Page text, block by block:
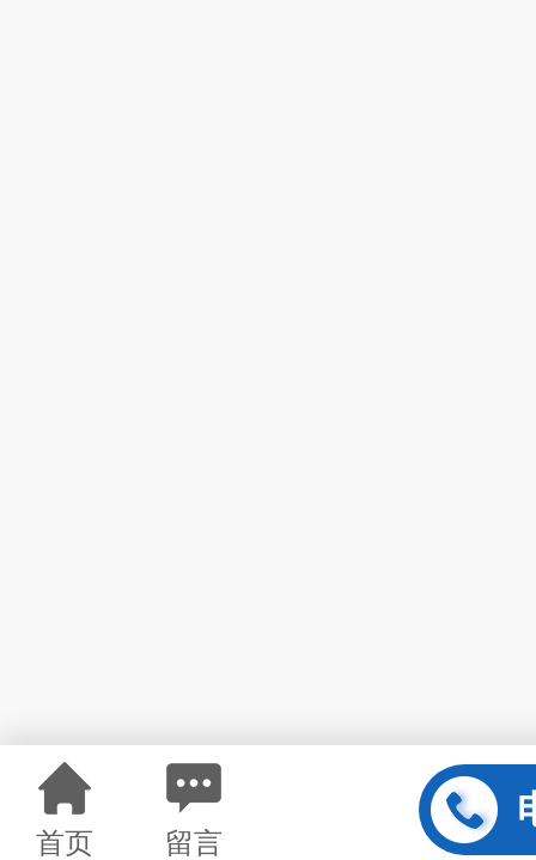
首页 留言